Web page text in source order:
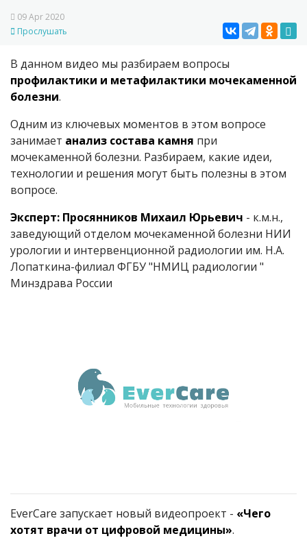
09 Apr 2020
Прослушать
В данном видео мы разбираем вопросы
профилактики и метафилактики мочекаменной
болезни.
Одним из ключевых моментов в этом вопросе
занимает анализ состава камня при
мочекаменной болезни. Разбираем, какие идеи,
технологии и решения могут быть полезны в этом
вопросе.
Эксперт: Просянников Михаил Юрьевич - к.м.н.,
заведующий отделом мочекаменной болезни НИИ
урологии и интервенционной радиологии им. Н.А.
Лопаткина-филиал ФГБУ "НМИЦ радиологии "
Минздрава России
EverCare запускает новый видеопроект - «Чего
хотят врачи от цифровой медицины».